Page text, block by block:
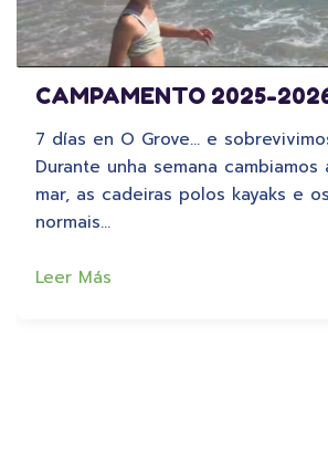
CAMPAMENTO 2025-
7 días en O Grove… e
Durante unha semana cambiamos
mar, as cadeiras polos kayaks e
normais…
Leer Más